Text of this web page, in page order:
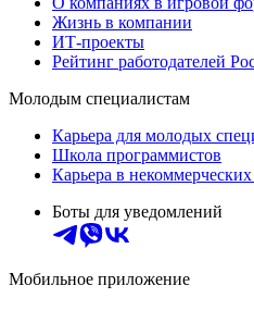
Жизнь в компании
ИТ-проекты
Рейтинг работодателей
Молодым специалистам
Карьера для молодых
Школа программистов
Карьера в
Боты для уведомлений
Мобильное приложение